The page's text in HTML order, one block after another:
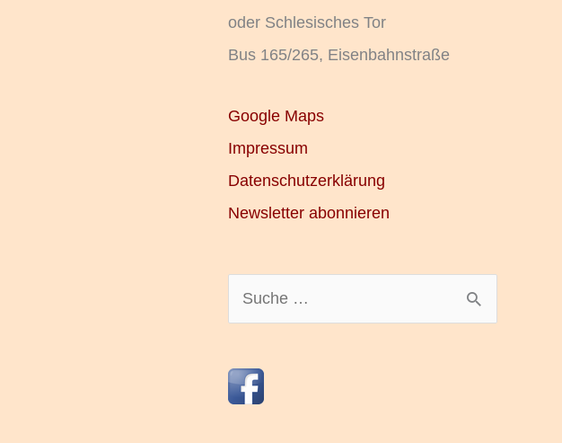
oder Schlesisches Tor
Bus 165/265, Eisenbahnstraße
Google Maps
Impressum
Datenschutzerklärung
Newsletter abonnieren
u
h